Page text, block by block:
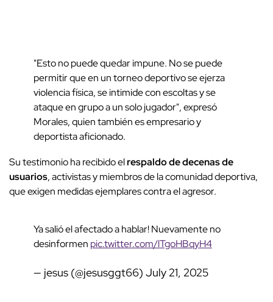
"Esto no puede quedar impune. No se puede
permitir que en un torneo deportivo se ejerza
violencia física, se intimide con escoltas y se
ataque en grupo a un solo jugador", expresó
Morales, quien también es empresario y
deportista aficionado.
Su testimonio ha recibido elrespaldo de decenas de
usuarios, activistas y miembros de la comunidad deportiva,
que exigen medidas ejemplares contra el agresor.
Ya salió el afectado a hablar! Nuevamente no
desinformen pic.twitter.com/lTgoHBqyH4
— jesus (@jesusggt66) July 21, 2025